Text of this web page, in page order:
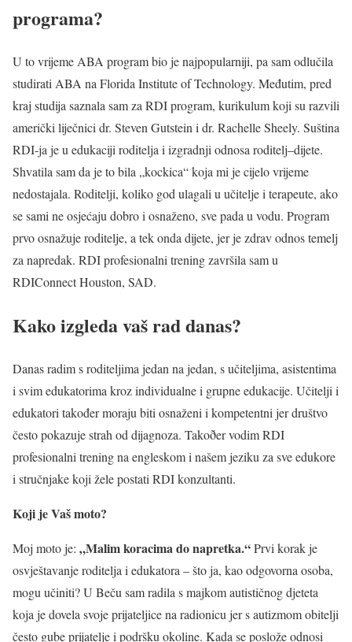
programa?
U to vrijeme ABA program bio je najpopularniji, pa sam odlučila
studirati ABA na Florida Institute of Technology. Međutim, pred
kraj studija saznala sam za RDI program, kurikulum koji su razvili
američki liječnici dr. Steven Gutstein i dr. Rachelle Sheely. Suština
RDI-ja je u edukaciji roditelja i izgradnji odnosa roditelj–dijete.
Shvatila sam da je to bila „kockica“ koja mi je cijelo vrijeme
nedostajala. Roditelji, koliko god ulagali u učitelje i terapeute, ako
se sami ne osjećaju dobro i osnaženo, sve pada u vodu. Program
prvo osnažuje roditelje, a tek onda dijete, jer je zdrav odnos temelj
za napredak. RDI profesionalni trening završila sam u
RDIConnect Houston, SAD.
Kako izgleda vaš rad danas?
Danas radim s roditeljima jedan na jedan, s učiteljima, asistentima
i svim edukatorima kroz individualne i grupne edukacije. Učitelji i
edukatori također moraju biti osnaženi i kompetentni jer društvo
često pokazuje strah od dijagnoza. Takoðer vodim RDI
profesionalni trening na engleskom i našem jeziku za sve edukore
i stručnjake koji žele postati RDI konzultanti.
Koji je Vaš moto?
Moj moto je: „Malim koracima do napretka.“Prvi korak je
osvještavanje roditelja i edukatora – što ja, kao odgovorna osoba,
mogu učiniti? U Beču sam radila s majkom autističnog djeteta
koja je dovela svoje prijateljice na radionicu jer s autizmom obitelji
često gube prijatelje i podršku okoline. Kada se poslože odnosi